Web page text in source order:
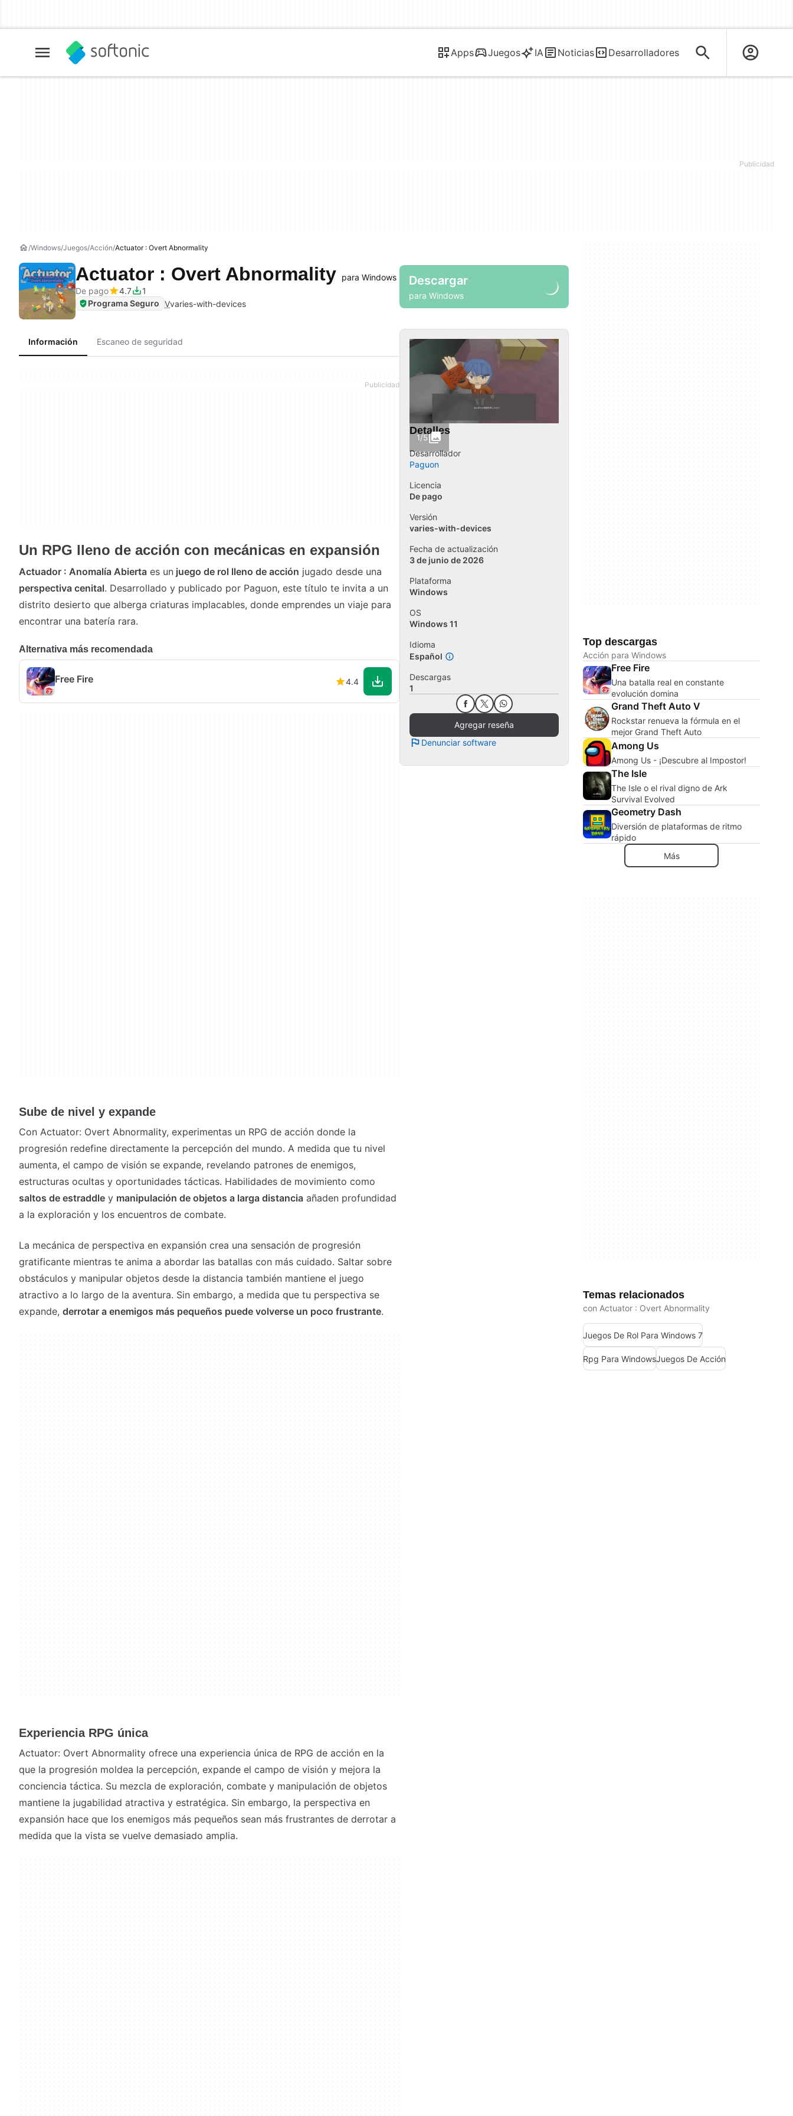
Apps Juegos IA Noticias Desarrolladores
Windows Juegos Acción Actuator : Overt Abnormality
Actuator : Overt Abnormality para Windows
De pago
4.7
1
Programa Seguro Vvaries-with-devices
Descargar
para Windows
Información Escaneo de seguridad
Un RPG lleno de acción con mecánicas en expansión
Actuador : Anomalía Abierta es un juego de rol lleno de acción jugado desde una
perspectiva cenital. Desarrollado y publicado por Paguon, este título te invita a un
distrito desierto que alberga criaturas implacables, donde emprendes un viaje para
encontrar una batería rara.
Alternativa más recomendada
Free Fire 4.4
Sube de nivel y expande
Con Actuator: Overt Abnormality, experimentas un RPG de acción donde la
progresión redefine directamente la percepción del mundo. A medida que tu nivel
aumenta, el campo de visión se expande, revelando patrones de enemigos,
estructuras ocultas y oportunidades tácticas. Habilidades de movimiento como
saltos de estraddle y manipulación de objetos a larga distancia añaden profundidad
a la exploración y los encuentros de combate.
La mecánica de perspectiva en expansión crea una sensación de progresión
gratificante mientras te anima a abordar las batallas con más cuidado. Saltar sobre
obstáculos y manipular objetos desde la distancia también mantiene el juego
atractivo a lo largo de la aventura. Sin embargo, a medida que tu perspectiva se
expande, derrotar a enemigos más pequeños puede volverse un poco frustrante.
Experiencia RPG única
Actuator: Overt Abnormality ofrece una experiencia única de RPG de acción en la
que la progresión moldea la percepción, expande el campo de visión y mejora la
conciencia táctica. Su mezcla de exploración, combate y manipulación de objetos
mantiene la jugabilidad atractiva y estratégica. Sin embargo, la perspectiva en
expansión hace que los enemigos más pequeños sean más frustrantes de derrotar a
medida que la vista se vuelve demasiado amplia.
1/5
Detalles
Desarrollador
Paguon
Licencia
De pago
Versión
varies-with-devices
Fecha de actualización
3 de junio de 2026
Plataforma
Windows
OS
Windows 11
Idioma
Español
Descargas
1
Agregar reseña
Denunciar software
Top descargas
Acción para Windows
Free Fire
Una batalla real en constante
evolución domina
Grand Theft Auto V
Rockstar renueva la fórmula en el
mejor Grand Theft Auto
Among Us
Among Us - ¡Descubre al Impostor!
The Isle
The Isle o el rival digno de Ark
Survival Evolved
Geometry Dash
Diversión de plataformas de ritmo
rápido
Más
Temas relacionados
con Actuator : Overt Abnormality
Juegos De Rol Para Windows 7
Rpg Para WindowsJuegos De Acción